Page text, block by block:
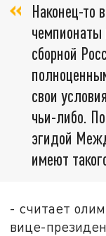
Наконец-то
сборной
свои
чьи-либо.
эгидой
имеют
- считает
вице-